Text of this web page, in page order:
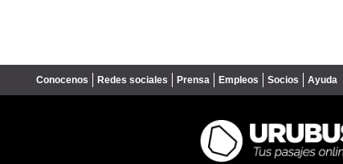
Conocenos Redes sociales Prensa Empleos Socios Ayuda